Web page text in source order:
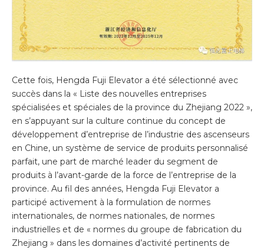
Cette fois, Hengda Fuji Elevator a été sélectionné avec
succès dans la « Liste des nouvelles entreprises
spécialisées et spéciales de la province du Zhejiang 2022 »,
en s’appuyant sur la culture continue du concept de
développement d’entreprise de l’industrie des ascenseurs
en Chine, un système de service de produits personnalisé
parfait, une part de marché leader du segment de
produits à l’avant-garde de la force de l’entreprise de la
province. Au fil des années, Hengda Fuji Elevator a
participé activement à la formulation de normes
internationales, de normes nationales, de normes
industrielles et de « normes du groupe de fabrication du
Zhejiang » dans les domaines d’activité pertinents de